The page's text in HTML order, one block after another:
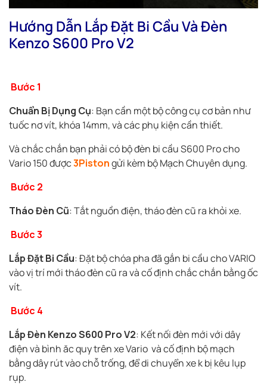
Hướng Dẫn Lắp Đặt Bi Cầu Và Đèn
Kenzo S600 Pro V2
Bước 1
Chuẩn Bị Dụng Cụ: Bạn cần một bộ công cụ cơ bản như
tuốc nơ vít, khóa 14mm, và các phụ kiện cần thiết.
Và chắc chắn bạn phải có bộ đèn bi cầu S600 Pro cho
Vario 150 được3Pistongửi kèm bộ Mạch Chuyên dụng.
Bước 2
Tháo Đèn Cũ: Tắt nguồn điện, tháo đèn cũ ra khỏi xe.
Bước 3
Lắp Đặt Bi Cầu: Đặt bộ chóa pha đã gắn bi cầu cho VARIO
vào vị trí mới tháo đèn cũ ra và cố định chắc chắn bằng ốc
vít.
Bước 4
Lắp Đèn Kenzo S600 Pro V2: Kết nối đèn mới với dây
điện và bình ăc quy trên xe Vario và cố định bộ mạch
bằng dây rút vào chỗ trống, để di chuyển xe k bị kêu lụp
rụp.